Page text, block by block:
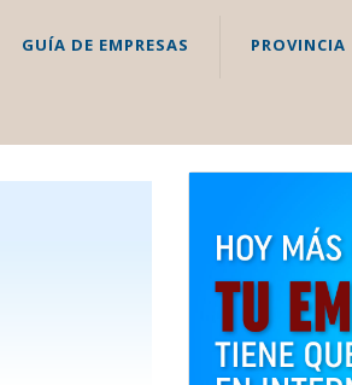
GUÍA DE EMPRESAS PROVINCIA